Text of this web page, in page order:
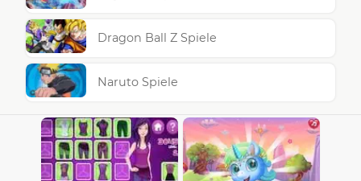
Dragon Ball Z Spiele
Naruto Spiele